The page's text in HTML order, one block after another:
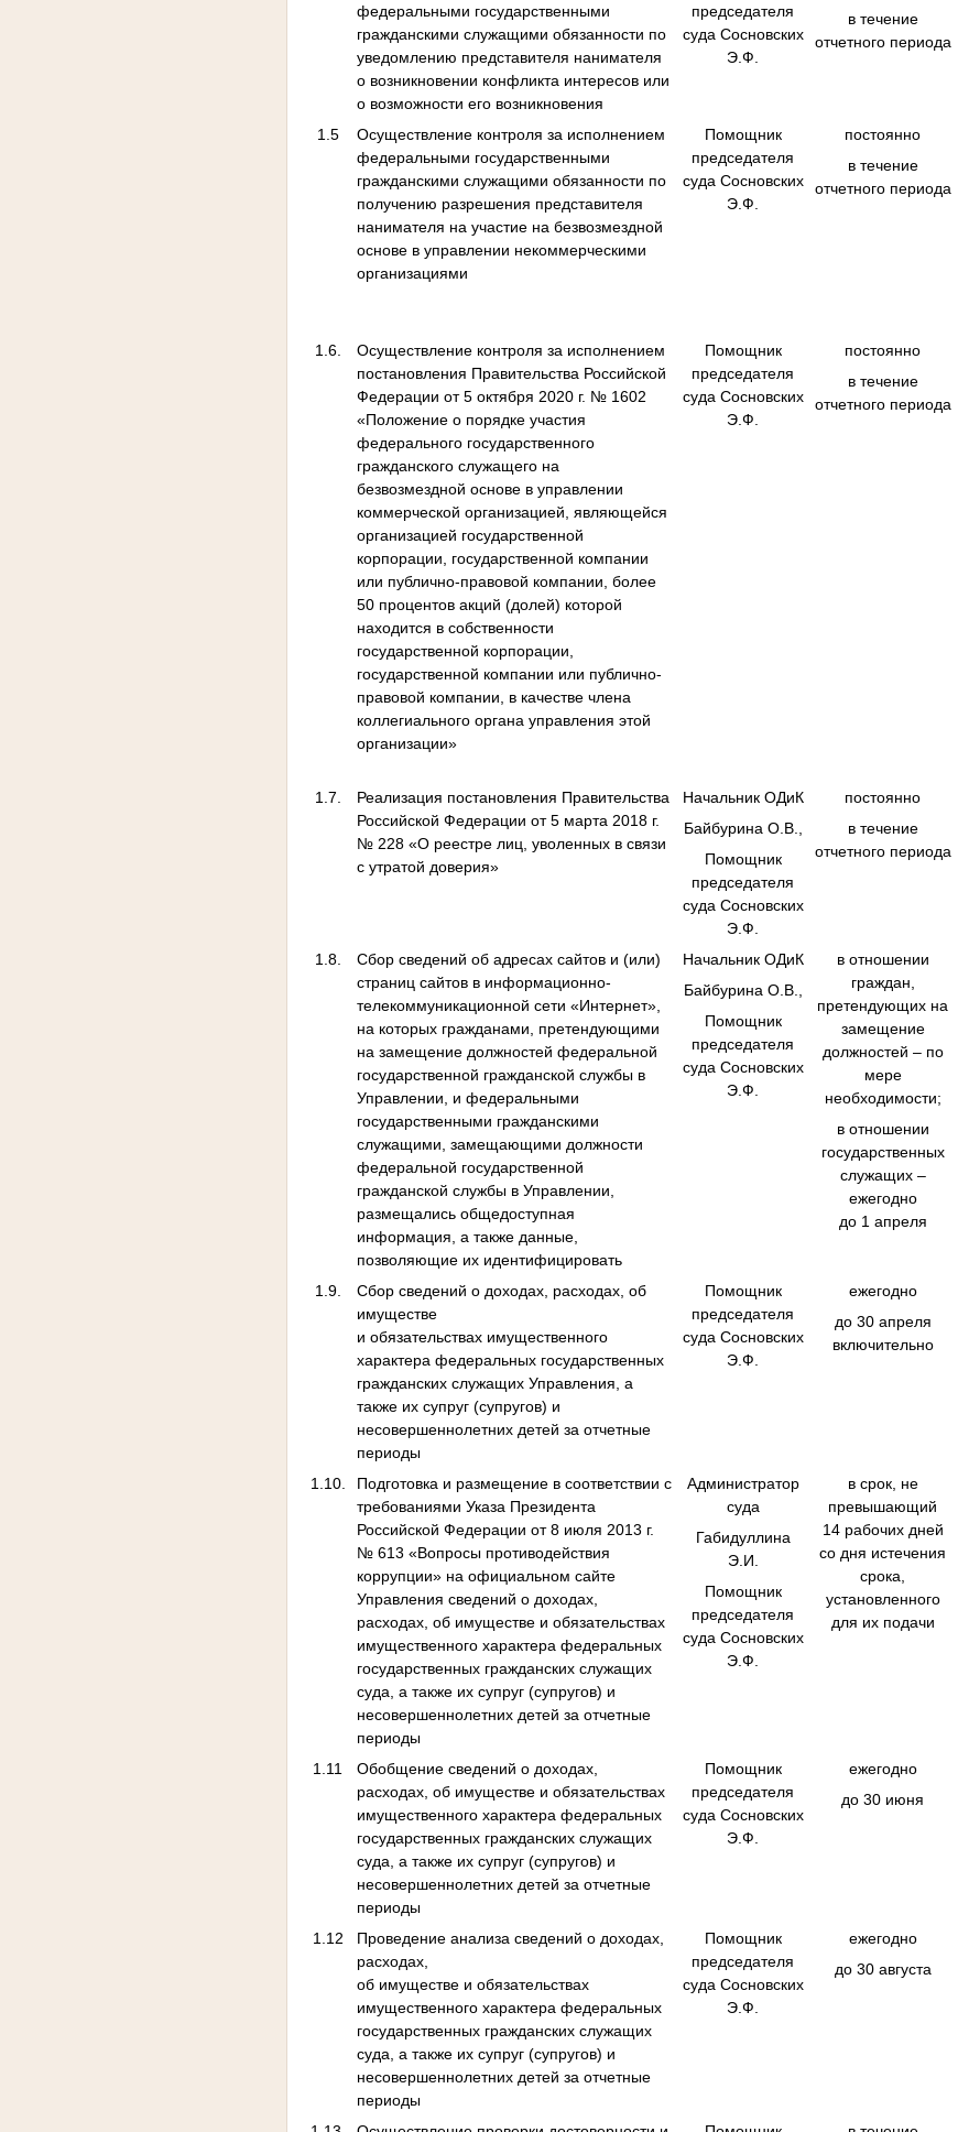
федеральными государственными
гражданскими служащими обязанности по
уведомлению представителя нанимателя
о возникновении конфликта интересов или
о возможности его возникновения
председателя
суда Сосновских
Э.Ф.
в течение
отчетного периода
1.5
Осуществление контроля за исполнением
федеральными государственными
гражданскими служащими обязанности по
получению разрешения представителя
нанимателя на участие на безвозмездной
основе в управлении некоммерческими
организациями
Помощник
председателя
суда Сосновских
Э.Ф.
постоянно
в течение
отчетного периода
1.6.
Осуществление контроля за исполнением
постановления Правительства Российской
Федерации от 5 октября 2020 г. № 1602
«Положение о порядке участия
федерального государственного
гражданского служащего на
безвозмездной основе в управлении
коммерческой организацией, являющейся
организацией государственной
корпорации, государственной компании
или публично-правовой компании, более
50 процентов акций (долей) которой
находится в собственности
государственной корпорации,
государственной компании или публично-
правовой компании, в качестве члена
коллегиального органа управления этой
организации»
Помощник
председателя
суда Сосновских
Э.Ф.
постоянно
в течение
отчетного периода
1.7.
Реализация постановления Правительства
Российской Федерации от 5 марта 2018 г.
№ 228 «О реестре лиц, уволенных в связи
с утратой доверия»
Начальник ОДиК
Байбурина О.В.,
Помощник
председателя
суда Сосновских
Э.Ф.
постоянно
в течение
отчетного периода
1.8.
Сбор сведений об адресах сайтов и (или)
страниц сайтов в информационно-
телекоммуникационной сети «Интернет»,
на которых гражданами, претендующими
на замещение должностей федеральной
государственной гражданской службы в
Управлении, и федеральными
государственными гражданскими
служащими, замещающими должности
федеральной государственной
гражданской службы в Управлении,
размещались общедоступная
информация, а также данные,
позволяющие их идентифицировать
Начальник ОДиК
Байбурина О.В.,
Помощник
председателя
суда Сосновских
Э.Ф.
в отношении
граждан,
претендующих на
замещение
должностей – по
мере
необходимости;
в отношении
государственных
служащих –
ежегодно
‎до 1 апреля
1.9.
Сбор сведений о доходах, расходах, об
имуществе
‎и обязательствах имущественного
характера федеральных государственных
гражданских служащих Управления, а
также их супруг (супругов) и
несовершеннолетних детей за отчетные
периоды
Помощник
председателя
суда Сосновских
Э.Ф.
ежегодно
до 30 апреля
включительно
1.10.
Подготовка и размещение в соответствии с
требованиями Указа Президента
Российской Федерации от 8 июля 2013 г.
№ 613 «Вопросы противодействия
коррупции» на официальном сайте
Управления сведений о доходах,
расходах, об имуществе и обязательствах
имущественного характера федеральных
государственных гражданских служащих
суда, а также их супруг (супругов) и
несовершеннолетних детей за отчетные
периоды
Администратор
суда
Габидуллина
Э.И.
Помощник
председателя
суда Сосновских
Э.Ф.
в срок, не
превышающий
‎14 рабочих дней
со дня истечения
срока,
установленного
для их подачи
1.11
Обобщение сведений о доходах,
расходах, об имуществе и обязательствах
имущественного характера федеральных
государственных гражданских служащих
суда, а также их супруг (супругов) и
несовершеннолетних детей за отчетные
периоды
Помощник
председателя
суда Сосновских
Э.Ф.
ежегодно
до 30 июня
1.12
Проведение анализа сведений о доходах,
расходах,
‎об имуществе и обязательствах
имущественного характера федеральных
государственных гражданских служащих
суда, а также их супруг (супругов) и
несовершеннолетних детей за отчетные
периоды
Помощник
председателя
суда Сосновских
Э.Ф.
ежегодно
до 30 августа